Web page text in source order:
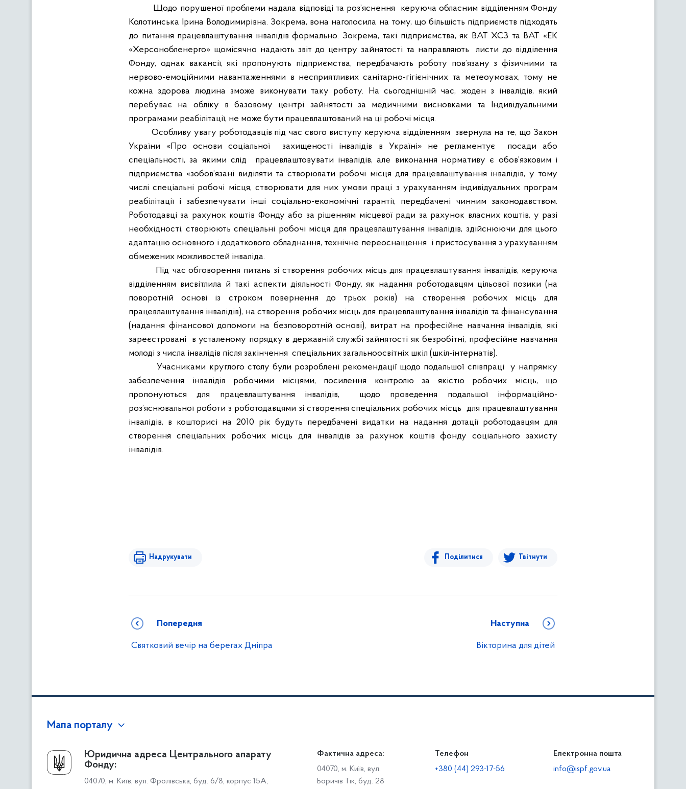
Щодо порушеної проблеми надала відповіді та роз’яснення
керуюча обласним відділенням Фонду
Колотинська Ірина Володимирівна. Зокрема, вона наголосила на тому, що більшість підприємств підходять
до питання працевлаштування інвалідів формально. Зокрема, такі підприємства, як ВАТ ХСЗ та ВАТ «ЕК
«Херсонобленерго» щомісячно надають звіт до центру зайнятості та направляють
листи до відділення
Фонду, однак вакансії, які пропонують підприємства, передбачають роботу пов’язану з фізичними та
нервово-емоційними навантаженнями в несприятливих санітарно-гігієнічних та метеоумовах, тому не
кожна здорова людина зможе виконувати таку роботу. На сьогоднішній час, жоден з інвалідів, який
перебуває на обліку в базовому центрі зайнятості за медичними висновками та Індивідуальними
програмами реабілітації, не може бути працевлаштований на ці робочі місця.
Особливу увагу роботодавців під час свого виступу керуюча відділенням звернула на те, що Закон
України «Про основи соціальної
захищеності інвалідів в Україні» не регламентує
посади або
спеціальності, за якими слід
працевлаштовувати інвалідів, але виконання нормативу є обов’язковим і
підприємства «зобов’язані виділяти та створювати робочі місця для працевлаштування інвалідів, у тому
числі спеціальні робочі місця, створювати для них умови праці з урахуванням індивідуальних програм
реабілітації і забезпечувати інші соціально-економічні гарантії, передбачені чинним законодавством.
Роботодавці за рахунок коштів Фонду або за рішенням місцевої ради за рахунок власних коштів, у разі
необхідності, створюють спеціальні робочі місця для працевлаштування інвалідів, здійснюючи для цього
адаптацію основного і додаткового обладнання, технічне переоснащення і пристосування з урахуванням
обмежених можливостей інваліда.
Під час обговорення питань зі створення робочих місць для працевлаштування інвалідів, керуюча
відділенням висвітлила й такі аспекти діяльності Фонду, як надання роботодавцям цільової позики (на
поворотній основі із строком повернення до трьох років) на створення робочих місць для
працевлаштування інвалідів), на створення робочих місць для працевлаштування інвалідів та фінансування
(надання фінансової допомоги на безповоротній основі), витрат на професійне навчання інвалідів, які
зареєстровані
в усталеному порядку в державній службі зайнятості як безробітні, професійне навчання
молоді з числа інвалідів після закінчення спеціальних загальноосвітніх шкіл (шкіл-інтернатів).
Учасниками круглого столу були розроблені рекомендації щодо подальшої співпраці
у напрямку
забезпечення інвалідів робочими місцями, посилення контролю за якістю робочих місць, що
пропонуються для працевлаштування інвалідів,
щодо проведення подальшої інформаційно-
роз’яснювальної роботи з роботодавцями зі створення спеціальних робочих місць для працевлаштування
інвалідів, в кошторисі на 2010 рік будуть передбачені видатки на надання дотації роботодавцям для
створення спеціальних робочих місць для інвалідів за рахунок коштів фонду соціального захисту
інвалідів.
Надрукувати Поділитися Твітнути
Попередня
Святковий вечір на берегах Дніпра
Наступна
Вікторина для дітей
Мапа порталу
Про Фонд
Керівництво
Структура Фонду
Громадянам
Доступ до публічної інформації
Звіти щодо роботи із запитами на отримання публічної
Діяльність
Роботодавцям
Юридична адреса Центрального апарату
Фонду:
04070, м. Київ, вул. Фролівська, буд. 6/8, корпус 15А,
Фактична адреса:
04070, м. Київ, вул.
Боричів Тік, буд. 28
Телефон
+380 (44) 293-17-56
Електронна пошта
info@ispf.gov.ua